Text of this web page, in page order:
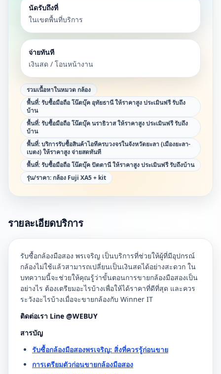
นัดรับถึงที่
ในเขตพื้นที่บริการ
จ่ายทันที
เงินสด / โอนหน้างาน
รวมเนื้อหาในหมวดกล้อง
พื้นที่:รับซื้อมือถือ โน๊ตบุ๊ค อุทัยธานี ให้ราคาสูง ประเมินฟรี รับถึง
บ้าน
พื้นที่:รับซื้อมือถือ โน๊ตบุ๊ค นราธิวาส ให้ราคาสูง ประเมินฟรี รับถึง
บ้าน
พื้นที่:บริการรับซื้อสินค้าไอทีครบวงจรในจังหวัดยะลา (เมืองยะลา-
เบตง) ให้ราคาสูง จ่ายสดทันที
พื้นที่:รับซื้อมือถือ โน๊ตบุ๊ค ปัตตานี ให้ราคาสูง ประเมินฟรี รับถึงบ้าน
รุ่น/ราคา:กล้อง Fuji XA5 + kit
รายละเอียดบริการ
รับซื้อกล้องมือสอง พรเจริญ เป็นบริการที่ช่วยให้ผู้ที่มีอุปกรณ์
กล้องไม่ใช้แล้วสามารถเปลี่ยนเป็นเงินสดได้อย่างสะดวก ใน
บทความนี้จะช่วยให้คุณรู้ว่าขั้นตอนการขายกล้องมือสองเป็น
อย่างไร ต้องเตรียมอะไรบ้างเพื่อให้ได้ราคาที่ดีที่สุด และควร
ระวังอะไรบ้างเมื่อจะขายกล้องกับ Winner IT
ติดต่อเรา Line @WEBUY
สารบัญ
รับซื้อกล้องมือสองพรเจริญ: สิ่งที่ควรรู้ก่อนขาย
การเตรียมตัวก่อนขายกล้องมือสอง